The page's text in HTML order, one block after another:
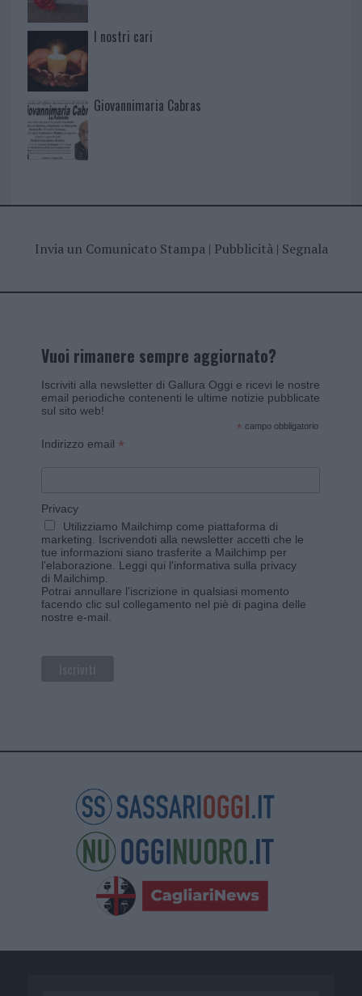
I nostri cari
Giovannimaria Cabras
Invia un Comunicato Stampa| Pubblicità| Segnala
Vuoi rimanere sempre aggiornato?
Iscriviti alla newsletter di Gallura Oggi e ricevi le nostre
email periodiche contenenti le ultime notizie pubblicate
sul sito web!
* campo obbligatorio
Indirizzo email *
Privacy
Utilizziamo Mailchimp come piattaforma di
marketing. Iscrivendoti alla newsletter accetti che le
tue informazioni siano trasferite a Mailchimp per
l'elaborazione. Leggi qui l'informativa sulla privacy
di Mailchimp
Potrai annullare l'iscrizione in qualsiasi momento
facendo clic sul collegamento nel piè di pagina delle
nostre e-mail.